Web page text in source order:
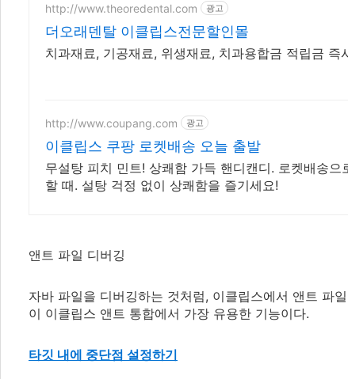
http://www.theoredental.com 광고
더오래덴탈 이클립스전문할인몰
치과재료, 기공재료, 위생재료, 치과용합금 적립금 즉
http://www.coupang.com 광고
이클립스 쿠팡 로켓배송 오늘 출발
무설탕 피치 민트! 상쾌함 가득 핸디캔디. 로켓배송
할 때. 설탕 걱정 없이 상쾌함을 즐기세요!
앤트 파일 디버깅
자바 파일을 디버깅하는 것처럼, 이클립스에서 앤트 파
이 이클립스 앤트 통합에서 가장 유용한 기능이다.
타깃 내에 중단점 설정하기